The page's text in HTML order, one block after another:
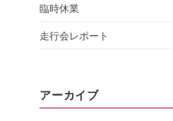
臨時休業
走行会レポート
アーカイブ